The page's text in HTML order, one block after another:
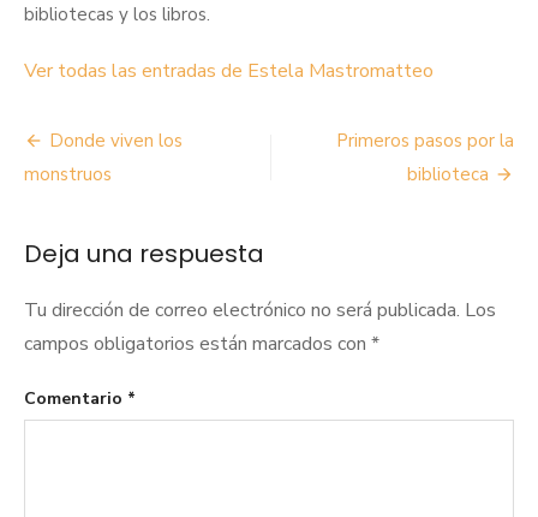
bibliotecas y los libros.
Ver todas las entradas de Estela Mastromatteo
Navegación
de
Donde viven los
monstruos
Primeros pasos por la
biblioteca
Deja una respuesta
Tu dirección de correo electrónico no será publicada. Los
campos obligatorios están marcados con *
Comentario *